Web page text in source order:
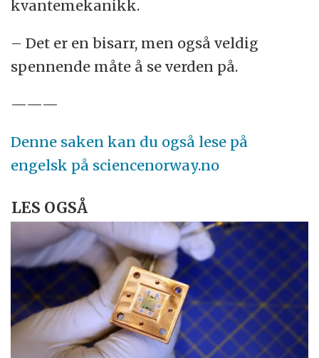
kvantemekanikk.
– Det er en bisarr, men også veldig
spennende måte å se verden på.
———
Denne saken kan du også lese på
engelsk på sciencenorway.no
LES OGSÅ